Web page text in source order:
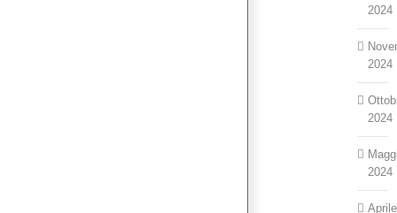
2024
2024
2024
2024
Aprile